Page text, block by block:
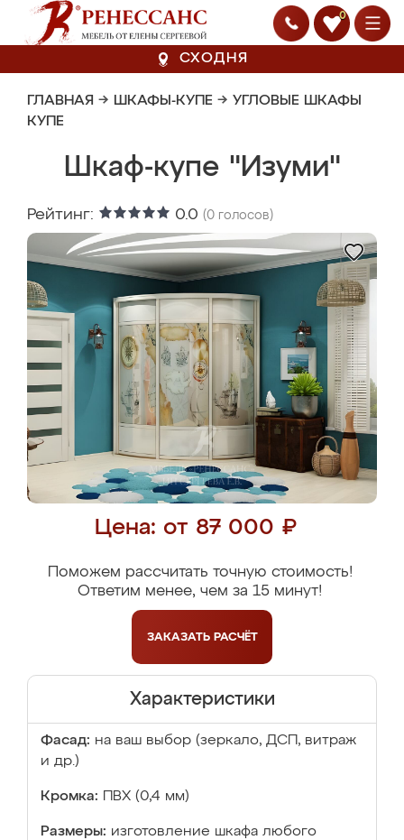
0
СХОДНЯ
ГЛАВНАЯ → ШКАФЫ-КУПЕ → УГЛОВЫЕ ШКАФЫ
КУПЕ
Шкаф-купе "Изуми"
Рейтинг: 0.0 (0 голосов)
Цена: от 87 000 ₽
Поможем рассчитать точную стоимость!
Ответим менее, чем за 15 минут!
ЗАКАЗАТЬ РАСЧЁТ
Характеристики
Фасад: на ваш выбор (зеркало, ДСП, витраж
и др.)
Кромка: ПВХ (0,4 мм)
Размеры: изготовление шкафа любого